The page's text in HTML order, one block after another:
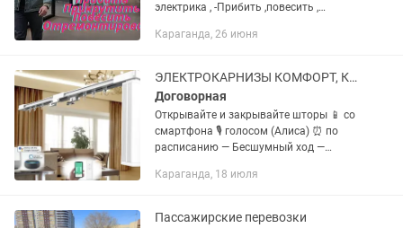
электрика , -Прибить ,повесить ,
-Установка дверей ,замков -Разводка
Караганда, 26 июня
ЭЛЕКТРОКАРНИЗЫ КОМФОРТ, КОТОРЫЙ РАБОТАЕТ ЗА ВАС
Договорная
Открывайте и закрывайте шторы 📱 со
смартфона 🎙 голосом (Алиса) ⏰ по
расписанию — Бесшумный ход —
и окна — Идеально для умного дома 🏠
Караганда, 18 июля
Пассажирские перевозки